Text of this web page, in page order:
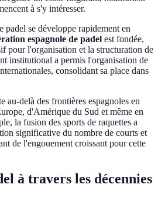
à s'y intéresser.
padel se développe rapidement en
espagnole de padel est fondée,
pour l'organisation et la structuration de
institutional a permis l'organisation de
consolidant sa place dans
au-delà des frontières espagnoles en
d'Amérique du Sud et même en
la fusion des sports de raquettes a
significative du nombre de courts et
de l'engouement croissant pour cette
à travers les décennies